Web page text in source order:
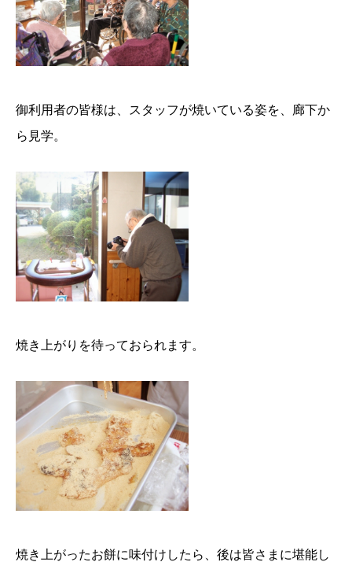
御利用者の皆様は、スタッフが焼いている姿を、廊下か
ら見学。
焼き上がりを待っておられます。
焼き上がったお餅に味付けしたら、後は皆さまに堪能し